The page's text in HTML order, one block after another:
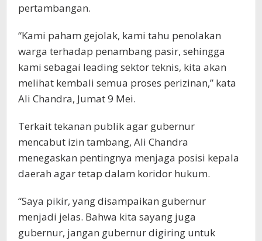
pertambangan.
“Kami paham gejolak, kami tahu penolakan
warga terhadap penambang pasir, sehingga
kami sebagai leading sektor teknis, kita akan
melihat kembali semua proses perizinan,” kata
Ali Chandra, Jumat 9 Mei.
Terkait tekanan publik agar gubernur
mencabut izin tambang, Ali Chandra
menegaskan pentingnya menjaga posisi kepala
daerah agar tetap dalam koridor hukum.
“Saya pikir, yang disampaikan gubernur
menjadi jelas. Bahwa kita sayang juga
gubernur, jangan gubernur digiring untuk